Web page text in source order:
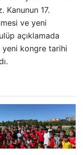
Kanunun 17.
ve yeni
açıklamada
yeni kongre tarihi